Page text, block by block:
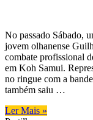
No passado Sábado,
jovem olhanense
combate profissional
em Koh Samui.
no ringue com a
também saiu …
Ler Mais »